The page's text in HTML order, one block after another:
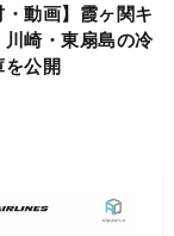
・動画】霞ヶ関キ
川崎・東扇島の冷
を公開